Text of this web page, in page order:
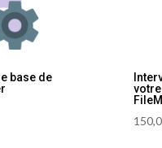
base de